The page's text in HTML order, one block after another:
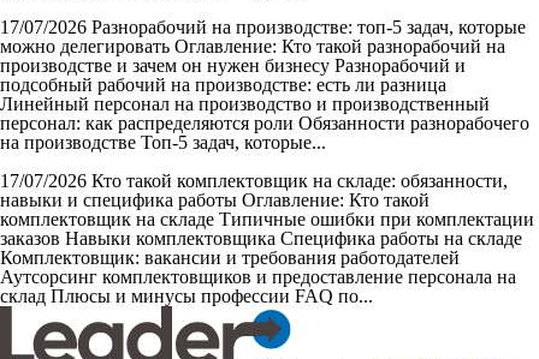
17/07/2026 Разнорабочий на производстве: топ-5 задач, которые
можно делегировать Оглавление: Кто такой разнорабочий на
производстве и зачем он нужен бизнесу Разнорабочий и
подсобный рабочий на производстве: есть ли разница
Линейный персонал на производство и производственный
персонал: как распределяются роли Обязанности разнорабочего
на производстве Топ-5 задач, которые...
17/07/2026 Кто такой комплектовщик на складе: обязанности,
навыки и специфика работы Оглавление: Кто такой
комплектовщик на складе Типичные ошибки при комплектации
заказов Навыки комплектовщика Специфика работы на складе
Комплектовщик: вакансии и требования работодателей
Аутсорсинг комплектовщиков и предоставление персонала на
склад Плюсы и минусы профессии FAQ по...